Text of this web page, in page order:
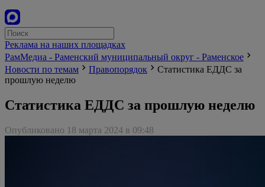
Реклама на наших площадках
РамМедиа - Раменский муниципальный округ - Раменское
Новости по темам
Правопорядок
Статистика ЕДДС за
прошлую неделю
Статистика ЕДДС за прошлую неделю
Опубликовано 18 марта 2024 в 09:48